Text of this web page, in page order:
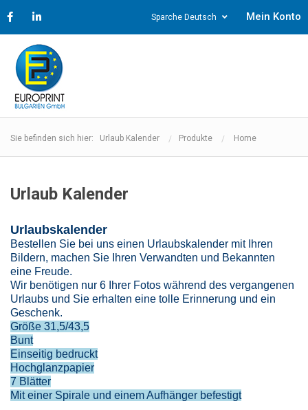
Sparche Deutsch Mein Konto
Sie befinden sich hier: Urlaub Kalender Produkte Home
Urlaub Kalender
Urlaubskalender
Bestellen Sie bei uns einen Urlaubskalender mit Ihren
Bildern, machen Sie Ihren Verwandten und Bekannten
eine Freude.
Wir benötigen nur 6 Ihrer Fotos während des vergangenen
Urlaubs und Sie erhalten eine tolle Erinnerung und ein
Geschenk.
Größe 31,5/43,5
Bunt
Einseitig bedruckt
Hochglanzpapier
7 Blätter
Mit einer Spirale und einem Aufhänger befestigt